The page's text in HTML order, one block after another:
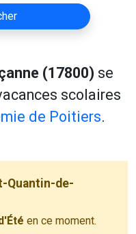
(17800) se
scolaires
de Poitiers.
Quantin-de-
en ce moment.